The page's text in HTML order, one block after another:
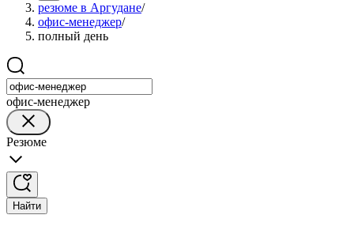
резюме в Аргудане/
офис-менеджер/
полный день
офис-менеджер
Резюме
Найти